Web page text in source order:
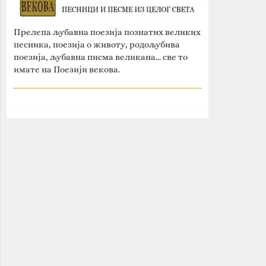
Прелепа љубавна поезија познатих великих
песника, поезија о животу, родољубива
поезија, љубавна писма великана... све то
имате на Поезији векова.